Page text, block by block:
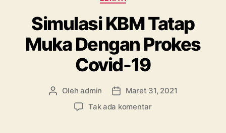
Simulasi KBM Tatap
Muka Dengan Prokes
Covid-19
Penulis
artikel
Olehadmin
Tanggal
artikel
Maret 31, 2021
Tak ada komentarpada